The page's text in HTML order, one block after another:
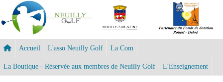
Accueil L'asso Neuilly Golf La Com
La Boutique - Réservée aux membres de Neuilly Golf L'Enseignement
Panneau de gestion des cookies